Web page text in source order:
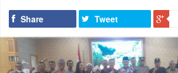
Share Tweet